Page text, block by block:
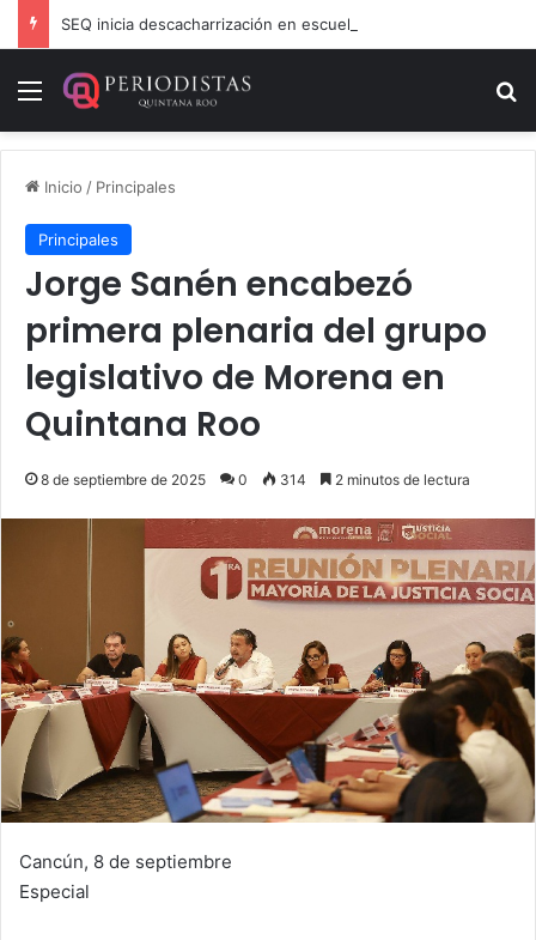
Menú
Inicio / Principales
Principales
Jorge Sanén encabezó
primera plenaria del grupo
legislativo de Morena en
Quintana Roo
8 de septiembre de 2025 0 314 2 minutos de lectura
Cancún, 8 de septiembre
Especial